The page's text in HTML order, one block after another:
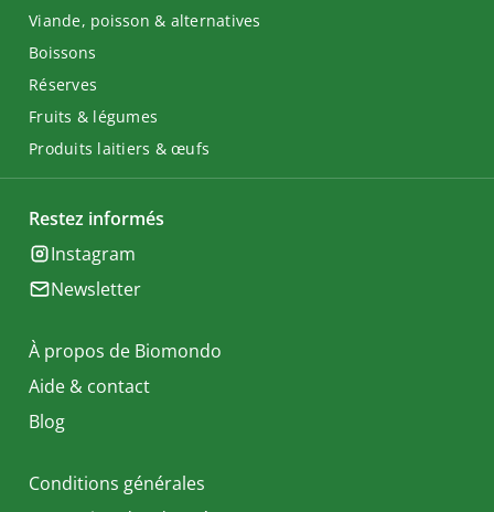
Viande, poisson & alternatives
Boissons
Réserves
Fruits & légumes
Produits laitiers & œufs
Restez informés
Instagram
Newsletter
À propos de Biomondo
Aide & contact
Blog
Conditions générales